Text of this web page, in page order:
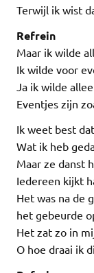
Terwijl ik wist
Refrein
Maar ik wilde
Ik wilde voor
Ja ik wilde
Eventjes zijn
Ik weet best
Wat ik heb
Maar ze danst
Iedereen kijkt
Het was na de
het gebeurde
Het zat zo in
O hoe draai ik